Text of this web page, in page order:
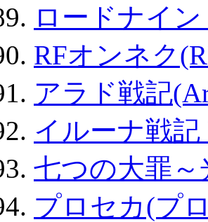
ロードナイ
RFオンネク
アラド戦記
イルーナ戦記
七つの大罪
プロセカ(プ